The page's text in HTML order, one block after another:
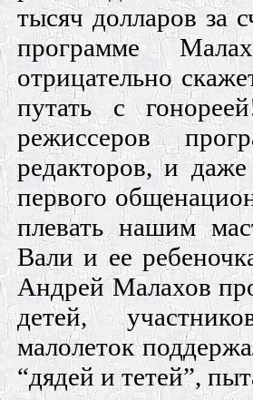
тысяч долларов за
программе
отрицательно
путать с
режиссеров
редакторов, и даже
первого
плевать нашим
Вали и ее
Андрей Малахов
детей,
малолеток
“дядей и тетей”,